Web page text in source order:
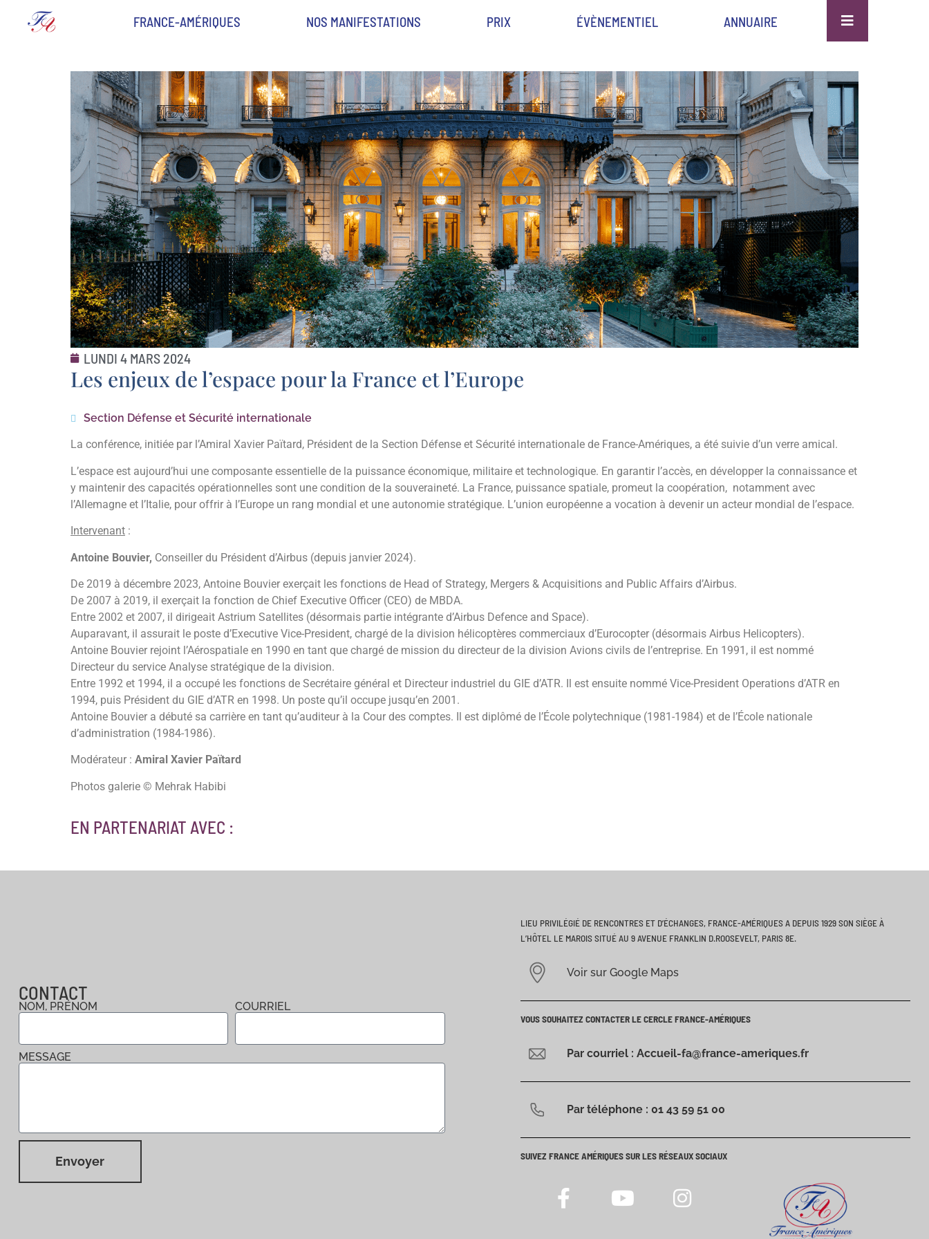
FRANCE-AMÉRIQUES NOS MANIFESTATIONS PRIX ÉVÈNEMENTIEL ANNUAIRE
LUNDI 4 MARS 2024
Les enjeux de l’espace pour la France et l’Europe
Section Défense et Sécurité internationale
La conférence, initiée par l’Amiral Xavier Païtard, Président de la Section Défense et Sécurité internationale de France-Amériques, a été suivie d’un verre amical.
L’espace est aujourd’hui une composante essentielle de la puissance économique, militaire et technologique. En garantir l’accès, en développer la connaissance et
y maintenir des capacités opérationnelles sont une condition de la souveraineté. La France, puissance spatiale, promeut la coopération, notamment avec
l’Allemagne et l’Italie, pour offrir à l’Europe un rang mondial et une autonomie stratégique. L’union européenne a vocation à devenir un acteur mondial de l’espace.
Intervenant :
Antoine Bouvier, Conseiller du Président d’Airbus (depuis janvier 2024).
De 2019 à décembre 2023, Antoine Bouvier exerçait les fonctions de Head of Strategy, Mergers & Acquisitions and Public Affairs d’Airbus.
De 2007 à 2019, il exerçait la fonction de Chief Executive Officer (CEO) de MBDA.
Entre 2002 et 2007, il dirigeait Astrium Satellites (désormais partie intégrante d’Airbus Defence and Space).
Auparavant, il assurait le poste d’Executive Vice-President, chargé de la division hélicoptères commerciaux d’Eurocopter (désormais Airbus Helicopters).
Antoine Bouvier rejoint l’Aérospatiale en 1990 en tant que chargé de mission du directeur de la division Avions civils de l’entreprise. En 1991, il est nommé
Directeur du service Analyse stratégique de la division.
Entre 1992 et 1994, il a occupé les fonctions de Secrétaire général et Directeur industriel du GIE d’ATR. Il est ensuite nommé Vice-President Operations d’ATR en
1994, puis Président du GIE d’ATR en 1998. Un poste qu’il occupe jusqu’en 2001.
Antoine Bouvier a débuté sa carrière en tant qu’auditeur à la Cour des comptes. Il est diplômé de l’École polytechnique (1981-1984) et de l’École nationale
d’administration (1984-1986).
Modérateur : Amiral Xavier Païtard
Photos galerie © Mehrak Habibi
EN PARTENARIAT AVEC :
CONTACT
NOM, PRÉNOM COURRIEL
MESSAGE
Envoyer
LIEU PRIVILÉGIÉ DE RENCONTRES ET D’ÉCHANGES, FRANCE-AMÉRIQUES A DEPUIS 1929 SON SIÈGE À
L’HÔTEL LE MAROIS SITUÉ AU 9 AVENUE FRANKLIN D.ROOSEVELT, PARIS 8E.
Voir sur Google Maps
VOUS SOUHAITEZ CONTACTER LE CERCLE FRANCE-AMÉRIQUES
Par courriel : Accueil-fa@france-ameriques.fr
Par téléphone : 01 43 59 51 00
SUIVEZ FRANCE AMÉRIQUES SUR LES RÉSEAUX SOCIAUX